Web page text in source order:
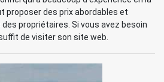
proposer des prix abordables et
propriétaires. Si vous avez besoin
de visiter son site web.